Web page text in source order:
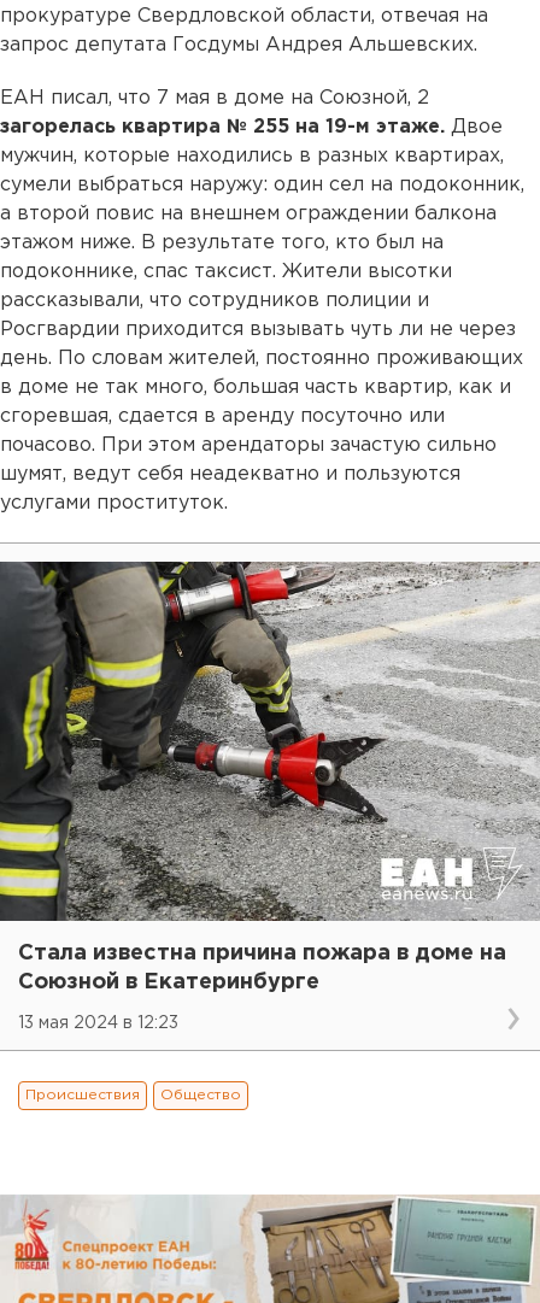
прокуратуре Свердловской области, отвечая на
запрос депутата Госдумы Андрея Альшевских.
ЕАН писал, что 7 мая в доме на Союзной, 2
загорелась квартира № 255 на 19-м этаже. Двое
мужчин, которые находились в разных квартирах,
сумели выбраться наружу: один сел на подоконник,
а второй повис на внешнем ограждении балкона
этажом ниже. В результате того, кто был на
подоконнике, спас таксист. Жители высотки
рассказывали, что сотрудников полиции и
Росгвардии приходится вызывать чуть ли не через
день. По словам жителей, постоянно проживающих
в доме не так много, большая часть квартир, как и
сгоревшая, сдается в аренду посуточно или
почасово. При этом арендаторы зачастую сильно
шумят, ведут себя неадекватно и пользуются
услугами проституток.
Стала известна причина пожара в доме на
Союзной в Екатеринбурге
13 мая 2024 в 12:23
Происшествия Общество